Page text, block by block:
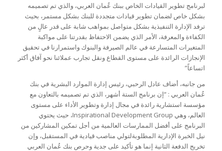
لبرنامج تطوير القيادات الخاص ببنك عُمان العربي، والذي تم تصميمه
بشكل خاص لضمان تطوير قيادات متجددة للبنك بشكل مستمر، بحيث
ترفد الإدارة التنفيذية بشكل متواصل بمواهب شابة على قدر عالٍ من
الكفاءة والمعرفة، الأمر الذي يضمن الاحتفاظ بقدرتنا على مواكبة
المتغيرات المتسارعة في عالم الصيرفة والبنوك واستمرارنا في تحقيق
الإنجازات الرائدة على مستوى القطاع ونقل تجارب عملائنا نحو آفاق أكثر
اتساعاً”
من جانبه، أضاف عادل الرحبي، رئيس إدارة الموارد البشرية في بنك
عُمان العربي : “إن برنامج الستة أشهر، الذي تم تصميمه بالتعاون مع
مؤسسة استشارية رائدة في مجال إدارة وتطوير الأداء على مستوى
العالم، وهي Inspirational Development Group، حيث يحتوي
البرنامج على أفضل الممارسات العالمية من أجل تمكين المشاركين من
نيل الخبرة الإدارية المطلوبةلتولي مناصب قيادية في المستقبل، وإن
تخريج الدفعة الثانية إنما هو تأكيد على جدية وحرص بنك عُمان العربي